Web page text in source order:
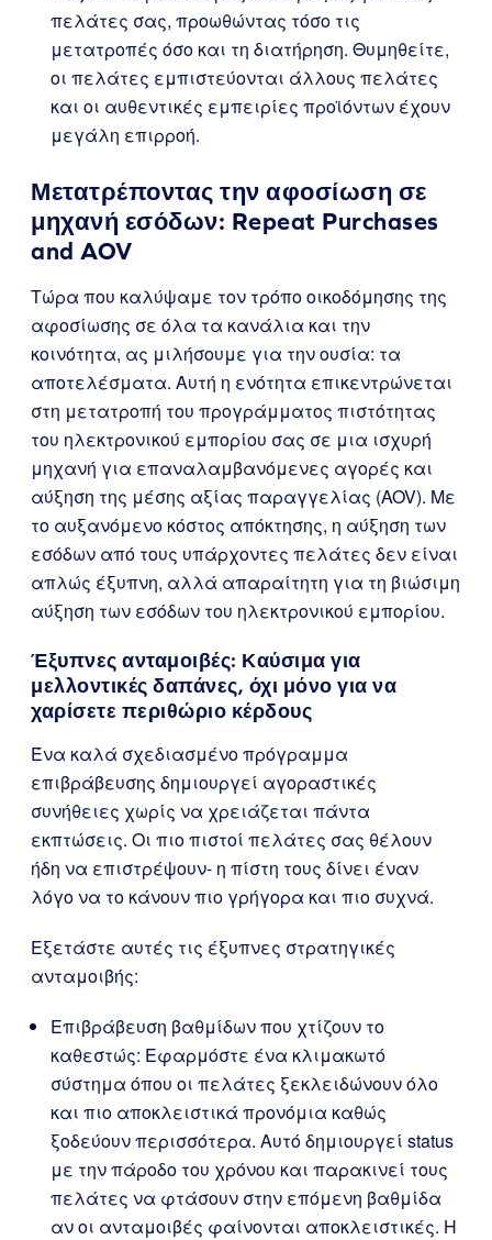
πελάτες σας, προωθώντας τόσο τις
μετατροπές όσο και τη διατήρηση. Θυμηθείτε,
οι πελάτες εμπιστεύονται άλλους πελάτες
και οι αυθεντικές εμπειρίες προϊόντων έχουν
μεγάλη επιρροή.
Μετατρέποντας την αφοσίωση σε
μηχανή εσόδων: Repeat Purchases
and AOV
Τώρα που καλύψαμε τον τρόπο οικοδόμησης της
αφοσίωσης σε όλα τα κανάλια και την
κοινότητα, ας μιλήσουμε για την ουσία: τα
αποτελέσματα. Αυτή η ενότητα επικεντρώνεται
στη μετατροπή του προγράμματος πιστότητας
του ηλεκτρονικού εμπορίου σας σε μια ισχυρή
μηχανή για επαναλαμβανόμενες αγορές και
αύξηση της μέσης αξίας παραγγελίας (AOV). Με
το αυξανόμενο κόστος απόκτησης, η αύξηση των
εσόδων από τους υπάρχοντες πελάτες δεν είναι
απλώς έξυπνη, αλλά απαραίτητη για τη βιώσιμη
αύξηση των εσόδων του ηλεκτρονικού εμπορίου.
Έξυπνες ανταμοιβές: Καύσιμα για
μελλοντικές δαπάνες, όχι μόνο για να
χαρίσετε περιθώριο κέρδους
Ένα καλά σχεδιασμένο πρόγραμμα
επιβράβευσης δημιουργεί αγοραστικές
συνήθειες χωρίς να χρειάζεται πάντα
εκπτώσεις. Οι πιο πιστοί πελάτες σας θέλουν
ήδη να επιστρέψουν- η πίστη τους δίνει έναν
λόγο να το κάνουν πιο γρήγορα και πιο συχνά.
Εξετάστε αυτές τις έξυπνες στρατηγικές
ανταμοιβής:
Επιβράβευση βαθμίδων που χτίζουν το
καθεστώς: Εφαρμόστε ένα κλιμακωτό
σύστημα όπου οι πελάτες ξεκλειδώνουν όλο
και πιο αποκλειστικά προνόμια καθώς
ξοδεύουν περισσότερα. Αυτό δημιουργεί status
με την πάροδο του χρόνου και παρακινεί τους
πελάτες να φτάσουν στην επόμενη βαθμίδα
αν οι ανταμοιβές φαίνονται αποκλειστικές. Η